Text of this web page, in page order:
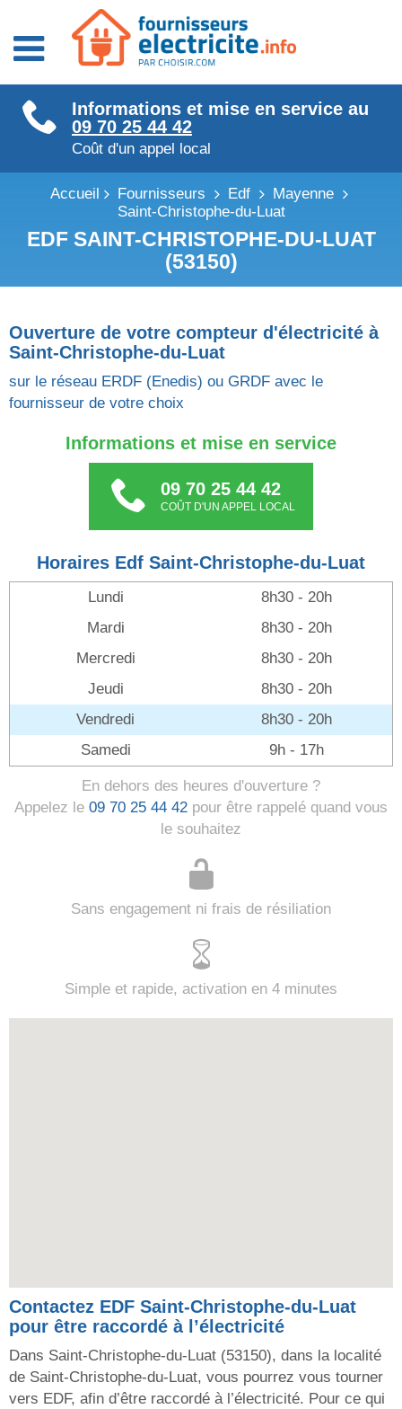
Fournisseurs énergie
Fournisseurs électricité
Fournisseurs gaz
Informations et mise en service au
09 70 25 44 42
Coût d'un appel local
Accueil Fournisseurs Edf
Mayenne
Saint-Christophe-du-Luat
EDF SAINT-CHRISTOPHE-DU-LUAT
(53150)
Ouverture de votre compteur d'électricité à
Saint-Christophe-du-Luat
sur le réseau ERDF (Enedis) ou GRDF avec le
fournisseur de votre choix
Informations et mise en service
09 70 25 44 42
COÛT D'UN APPEL LOCAL
Horaires Edf Saint-Christophe-du-Luat
Lundi
8h30 - 20h
Mardi
8h30 - 20h
Mercredi
8h30 - 20h
Jeudi
8h30 - 20h
Vendredi
8h30 - 20h
Samedi
9h - 17h
En dehors des heures d'ouverture ?
Appelez le 09 70 25 44 42 pour être rappelé quand vous
le souhaitez
Sans engagement ni frais de résiliation
Simple et rapide, activation en 4 minutes
Contactez EDF Saint-Christophe-du-Luat
pour être raccordé à l’électricité
Dans Saint-Christophe-du-Luat (53150), dans la localité
de Saint-Christophe-du-Luat, vous pourrez vous tourner
vers EDF, afin d’être raccordé à l’électricité. Pour ce qui